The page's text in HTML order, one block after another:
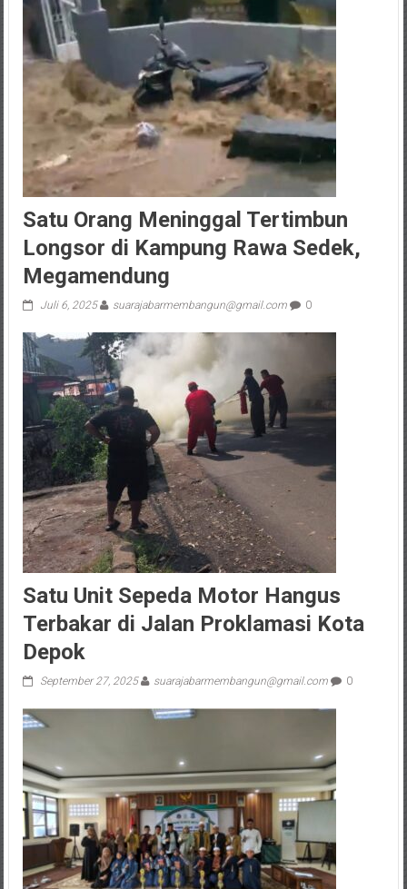
Satu Orang Meninggal Tertimbun
Longsor di Kampung Rawa Sedek,
Megamendung
Juli 6, 2025 suarajabarmembangun@gmail.com 0
Satu Unit Sepeda Motor Hangus
Terbakar di Jalan Proklamasi Kota
Depok
September 27, 2025 suarajabarmembangun@gmail.com 0